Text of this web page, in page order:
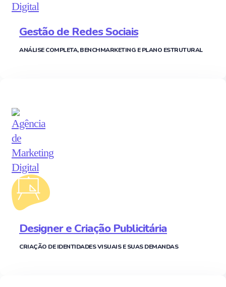
Gestão de Redes Sociais
ANÁLISE COMPLETA, BENCHMARKETING E PLANO ESTRUTURAL
Designer e Criação Publicitária
CRIAÇÃO DE IDENTIDADES VISUAIS E SUAS DEMANDAS